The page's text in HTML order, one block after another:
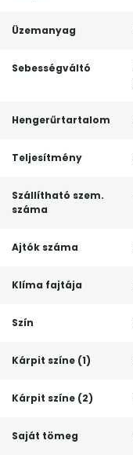
Üzemanyag
Sebességváltó
Hengerűrtartalom
Teljesítmény
Szállítható szem.
száma
Ajtók száma
Klíma fajtája
Szín
Kárpit színe (1)
Kárpit színe (2)
Saját tömeg